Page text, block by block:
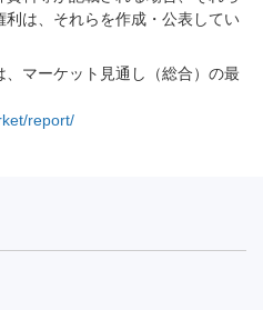
は、それらを作成・公表してい
マーケット見通し（総合）の最
report/